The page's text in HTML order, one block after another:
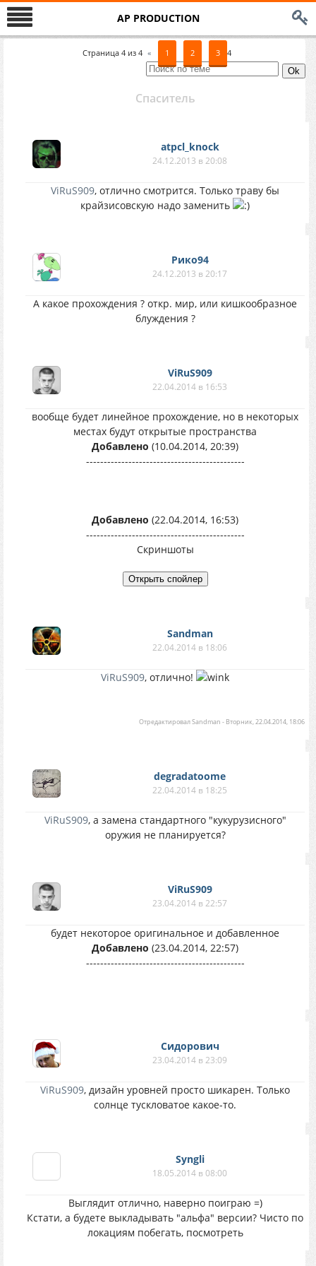
AP PRODUCTION
Страница 4 из 4 « 1 2 3 4
Спаситель
atpcl_knock
24.12.2013 в 20:08
ViRuS909, отлично смотрится. Только траву бы
крайзисовскую надо заменить
Рико94
24.12.2013 в 20:17
А какое прохождения ? откр. мир, или кишкообразное
блуждения ?
ViRuS909
22.04.2014 в 16:53
вообще будет линейное прохождение, но в некоторых
местах будут открытые пространства
Добавлено (10.04.2014, 20:39)
---------------------------------------------
Добавлено (22.04.2014, 16:53)
---------------------------------------------
Скриншоты
Sandman
22.04.2014 в 18:06
ViRuS909, отлично!
ОтредактировалSandman - Вторник, 22.04.2014, 18:06
degradatoome
22.04.2014 в 18:25
ViRuS909, а замена стандартного "кукурузисного"
оружия не планируется?
ViRuS909
23.04.2014 в 22:57
будет некоторое оригинальное и добавленное
Добавлено (23.04.2014, 22:57)
---------------------------------------------
Сидорович
23.04.2014 в 23:09
ViRuS909, дизайн уровней просто шикарен. Только
солнце тускловатое какое-то.
Syngli
18.05.2014 в 08:00
Выглядит отлично, наверно поиграю =)
Кстати, а будете выкладывать "альфа" версии? Чисто по
локациям побегать, посмотреть